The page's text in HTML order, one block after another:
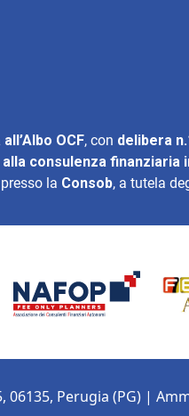
OCF, con delibera
consulenza finanziaria
la Consob, a tutela
06135, Perugia (PG) |